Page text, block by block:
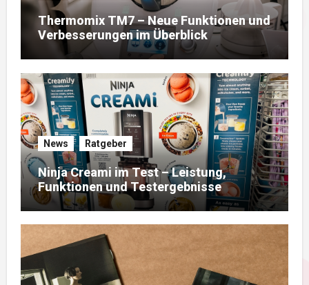
Thermomix TM7 – Neue Funktionen und
Verbesserungen im Überblick
News Ratgeber
Ninja Creami im Test – Leistung,
Funktionen und Testergebnisse